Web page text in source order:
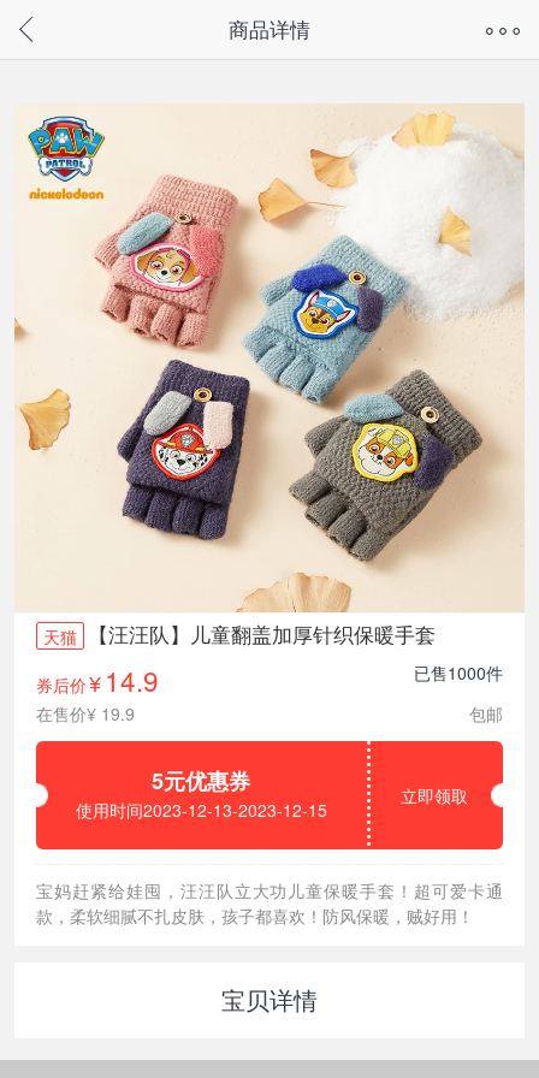
请通过微信或支付宝搜“奇兔客小程序”访问
商品详情
天猫 【汪汪队】儿童翻盖加厚针织保暖手套
券后价¥ 14.9
已售1000件
在售价¥ 19.9
包邮
5元优惠券
使用时间2023-12-13-2023-12-15
立即领取
宝妈赶紧给娃囤，汪汪队立大功儿童保暖手套！超可爱卡通
款，柔软细腻不扎皮肤，孩子都喜欢！防风保暖，贼好用！
宝贝详情